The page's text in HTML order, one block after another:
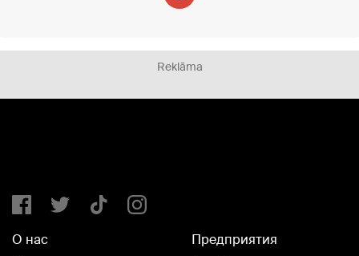
Reklāma
О нас
Предприятия